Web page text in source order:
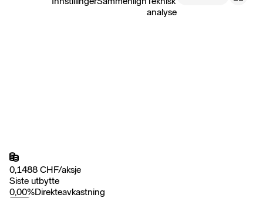
analyse
0,1488 CHF/aksje
Siste utbytte
0,00%Direkteavkastning